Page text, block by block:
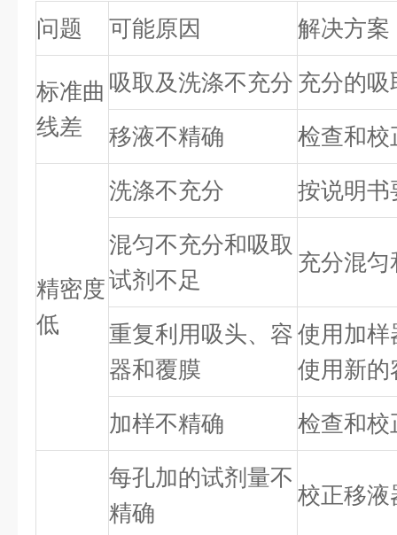
问题 可能原因 解决方案
标准曲
线差
吸取及洗涤不充分 充分的
移液不精确 检查和校
精密度
低
洗涤不充分 按说明书
混匀不充分和吸取
试剂不足
充分混
重复利用吸头、容
器和覆膜
使用加样
使用新的
加样不精确 检查和校
每孔加的试剂量不
精确
校正移液